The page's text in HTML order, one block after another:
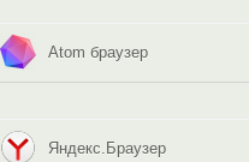
Atom браузер
Яндекс.Браузер